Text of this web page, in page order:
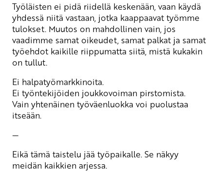
Työläisten ei pidä riidellä keskenään, vaan käydä
yhdessä niitä vastaan, jotka kaappaavat työmme
tulokset. Muutos on mahdollinen vain, jos
vaadimme samat oikeudet, samat palkat ja samat
työehdot kaikille riippumatta siitä, mistä kukakin
on tullut.
Ei halpatyömarkkinoita.
Ei työntekijöiden joukkovoiman pirstomista.
Vain yhtenäinen työväenluokka voi puolustaa
itseään.
—
Eikä tämä taistelu jää työpaikalle. Se näkyy
meidän kaikkien arjessa.